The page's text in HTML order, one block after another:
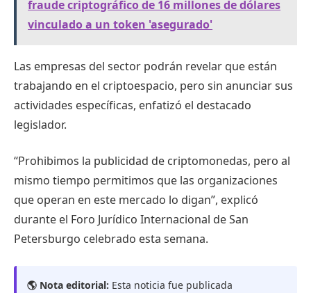
fraude criptográfico de 16 millones de dólares
vinculado a un token 'asegurado'
Las empresas del sector podrán revelar que están
trabajando en el criptoespacio, pero sin anunciar sus
actividades específicas, enfatizó el destacado
legislador.
“Prohibimos la publicidad de criptomonedas, pero al
mismo tiempo permitimos que las organizaciones
que operan en este mercado lo digan”, explicó
durante el Foro Jurídico Internacional de San
Petersburgo celebrado esta semana.
🌎 Nota editorial: Esta noticia fue publicada